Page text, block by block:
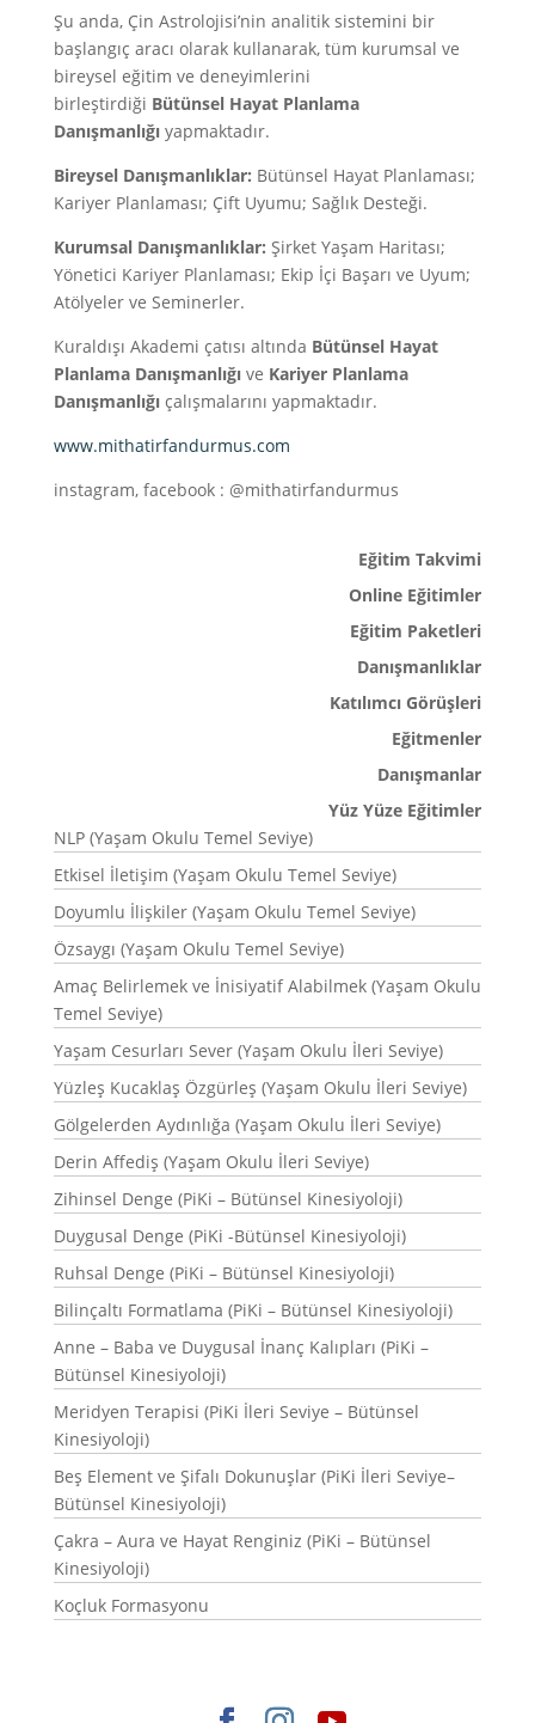
Şu anda, Çin Astrolojisi’nin analitik sistemini bir
başlangıç aracı olarak kullanarak, tüm kurumsal ve
bireysel eğitim ve deneyimlerini
birleştirdiği Bütünsel Hayat Planlama
Danışmanlığı yapmaktadır.
Bireysel Danışmanlıklar: Bütünsel Hayat Planlaması;
Kariyer Planlaması; Çift Uyumu; Sağlık Desteği.
Kurumsal Danışmanlıklar: Şirket Yaşam Haritası;
Yönetici Kariyer Planlaması; Ekip İçi Başarı ve Uyum;
Atölyeler ve Seminerler.
Kuraldışı Akademi çatısı altında Bütünsel Hayat
Planlama Danışmanlığıve Kariyer Planlama
Danışmanlığıçalışmalarını yapmaktadır.
www.mithatirfandurmus.com
instagram, facebook : @mithatirfandurmus
Eğitim Takvimi
Online Eğitimler
Eğitim Paketleri
Danışmanlıklar
Katılımcı Görüşleri
Eğitmenler
Danışmanlar
Yüz Yüze Eğitimler
NLP (Yaşam Okulu Temel Seviye)
Etkisel İletişim (Yaşam Okulu Temel Seviye)
Doyumlu İlişkiler (Yaşam Okulu Temel Seviye)
Özsaygı (Yaşam Okulu Temel Seviye)
Amaç Belirlemek ve İnisiyatif Alabilmek (Yaşam Okulu
Temel Seviye)
Yaşam Cesurları Sever (Yaşam Okulu İleri Seviye)
Yüzleş Kucaklaş Özgürleş (Yaşam Okulu İleri Seviye)
Gölgelerden Aydınlığa (Yaşam Okulu İleri Seviye)
Derin Affediş (Yaşam Okulu İleri Seviye)
Zihinsel Denge (PiKi – Bütünsel Kinesiyoloji)
Duygusal Denge (PiKi -Bütünsel Kinesiyoloji)
Ruhsal Denge (PiKi – Bütünsel Kinesiyoloji)
Bilinçaltı Formatlama (PiKi – Bütünsel Kinesiyoloji)
Anne – Baba ve Duygusal İnanç Kalıpları (PiKi –
Bütünsel Kinesiyoloji)
Meridyen Terapisi (PiKi İleri Seviye – Bütünsel
Kinesiyoloji)
Beş Element ve Şifalı Dokunuşlar (PiKi İleri Seviye–
Bütünsel Kinesiyoloji)
Çakra – Aura ve Hayat Renginiz (PiKi – Bütünsel
Kinesiyoloji)
Koçluk Formasyonu